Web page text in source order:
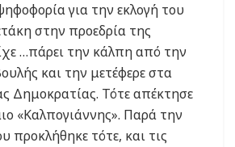
για την εκλογή του
στην προεδρία της
…πάρει την κάλπη από την
και την μετέφερε στα
Δημοκρατίας. Τότε απέκτησε
«Καλπογιάννης». Παρά την
τότε, και τις